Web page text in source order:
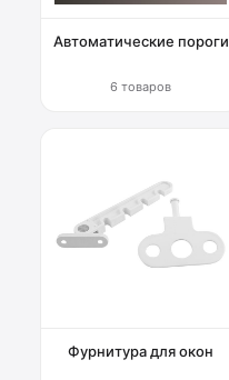
Автоматические пороги
6 товаров
Фурнитура для окон